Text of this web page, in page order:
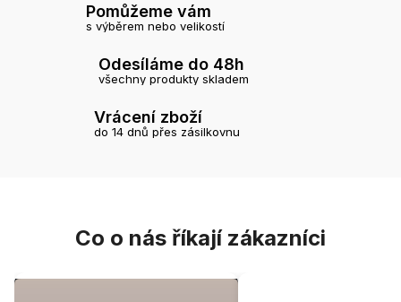
Pomůžeme vám
s výběrem nebo velikostí
Odesíláme do 48h
všechny produkty skladem
Vrácení zboží
do 14 dnů přes zásilkovnu
Co o nás říkají zákazníci